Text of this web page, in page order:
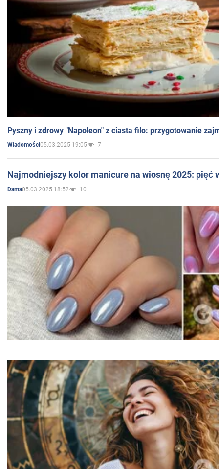
Pyszny i zdrowy "Napoleon" z ciasta filo: przygotowanie
Wiadomości05.03.2025 19:05 7
Najmodniejszy kolor manicure na wiosnę 2025: pięć
Dama05.03.2025 18:52 10